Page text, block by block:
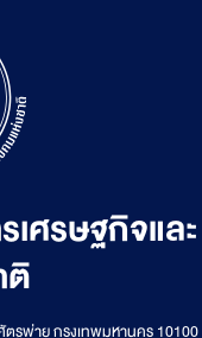
ศรษฐกิจและ
ติ
ตรูพ่าย กรุงเทพมหานคร 10100